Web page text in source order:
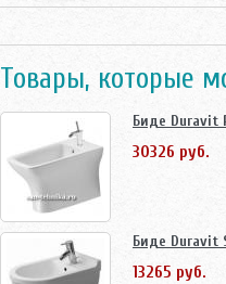
Товары, которые
Биде Duravit
30326 руб.
Биде Duravit
13265 руб.